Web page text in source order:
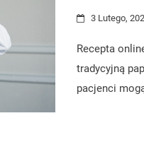
3 Lutego,
Recepta
tradycyjną
pacjenci